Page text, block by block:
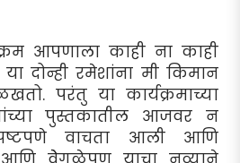
आपणाला काही ना काही
दोन्ही रमेशांना मी किमान
परंतु या कार्यक्रमाच्या
पुस्तकातील आजवर न
वाचता आली आणि